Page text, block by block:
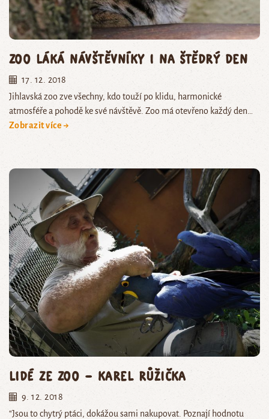
Zoo láká návštěvníky i na Štědrý den
17. 12. 2018
Jihlavská zoo zve všechny, kdo touží po klidu, harmonické
atmosféře a pohodě ke své návštěvě. Zoo má otevřeno každý den…
Zobrazit více →
Lidé ze zoo – Karel Růžička
9. 12. 2018
“Jsou to chytrý ptáci, dokážou sami nakupovat. Poznají hodnotu